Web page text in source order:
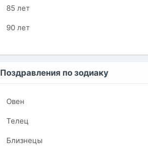
85 лет
90 лет
Поздравления по зодиаку
Овен
Телец
Близнецы